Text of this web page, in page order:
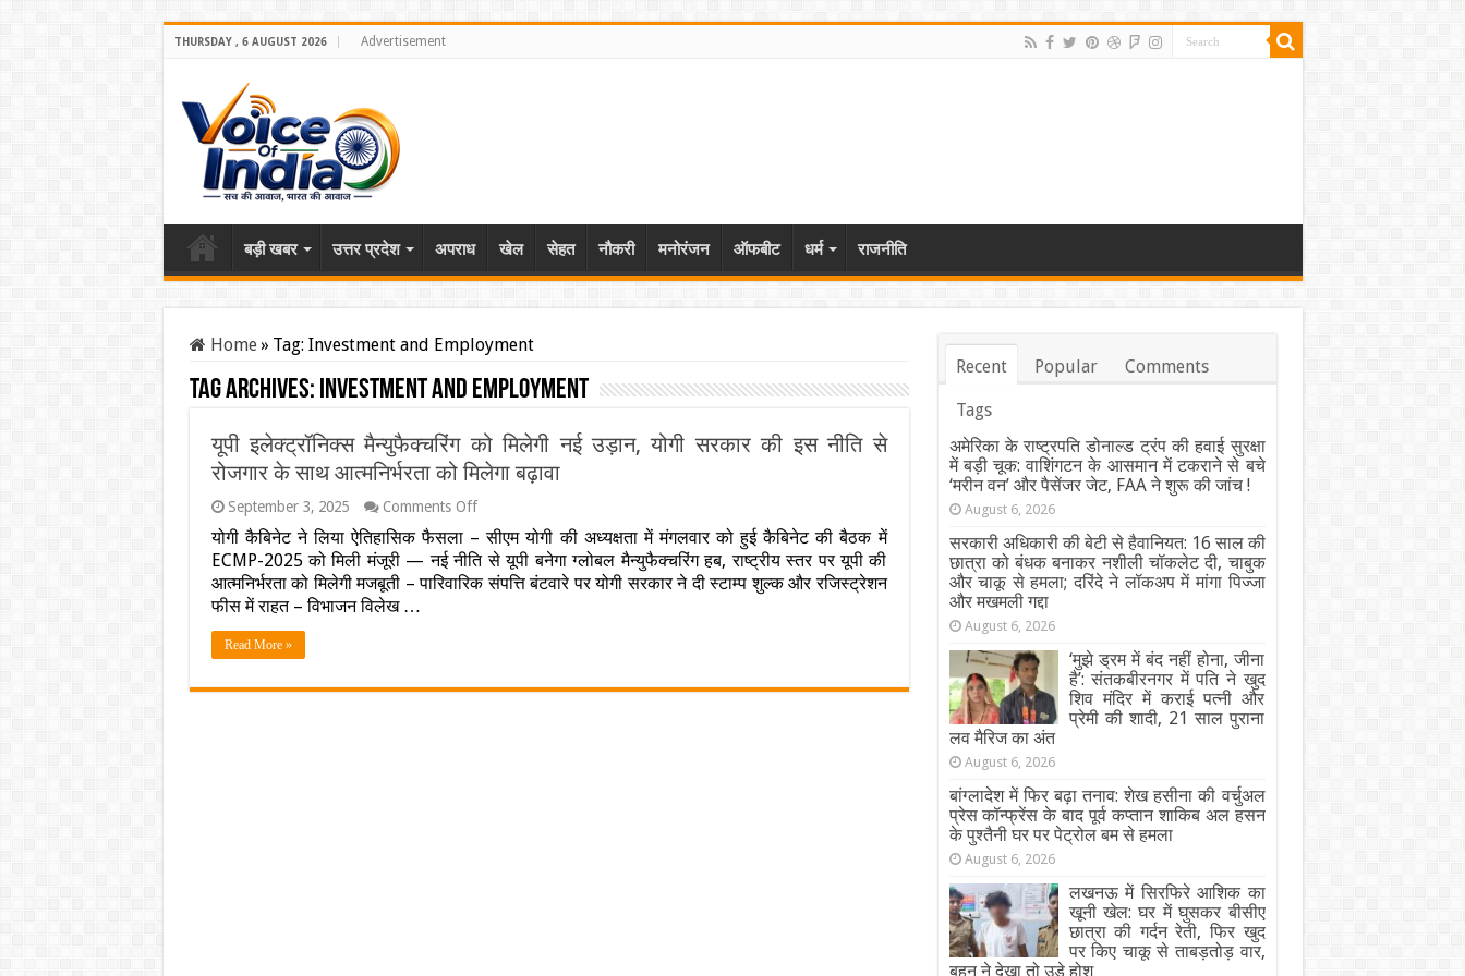
THURSDAY , 6 AUGUST 2026 Advertisement
बड़ी खबर उत्तर प्रदेश अपराध खेल सेहत नौकरी मनोरंजन ऑफबीट धर्म राजनीति
Home» Tag: Investment and Employment
Tag Archives: Investment and Employment
यूपी इलेक्ट्रॉनिक्स मैन्युफैक्चरिंग को मिलेगी नई उड़ान, योगी सरकार की इस नीति से
रोजगार के साथ आत्मनिर्भरता को मिलेगा बढ़ावा
September 3, 2025 Comments Offon
इलेक्ट्रॉनिक्स
मैन्युफैक्चरिंग
को
की
योगी कैबिनेट ने लिया ऐतिहासिक फैसला – सीएम योगी की अध्यक्षता में मंगलवार को हुई कैबिनेट की बैठक में
ECMP-2025 को मिली मंजूरी — नई नीति से यूपी बनेगा ग्लोबल मैन्युफैक्चरिंग हब, राष्ट्रीय स्तर पर यूपी की
आत्मनिर्भरता को मिलेगी मजबूती – पारिवारिक संपत्ति बंटवारे पर योगी सरकार ने दी स्टाम्प शुल्क और रजिस्ट्रेशन
फीस में राहत – विभाजन विलेख …
Read More »
Recent Popular Comments
Tags
अमेरिका के राष्ट्रपति डोनाल्ड ट्रंप की हवाई सुरक्षा
में बड़ी चूक: वाशिंगटन के आसमान में टकराने से बचे
‘मरीन वन’ और पैसेंजर जेट, FAA ने शुरू की जांच !
August 6, 2026
सरकारी अधिकारी की बेटी से हैवानियत: 16 साल की
छात्रा को बंधक बनाकर नशीली चॉकलेट दी, चाबुक
और चाकू से हमला; दरिंदे ने लॉकअप में मांगा पिज्जा
और मखमली गद्दा
August 6, 2026
‘मुझे ड्रम में बंद नहीं होना, जीना
है’: संतकबीरनगर में पति ने खुद
शिव मंदिर में कराई पत्नी और
प्रेमी की शादी, 21 साल पुराना
लव मैरिज का अंत
August 6, 2026
बांग्लादेश में फिर बढ़ा तनाव: शेख हसीना की वर्चुअल
प्रेस कॉन्फ्रेंस के बाद पूर्व कप्तान शाकिब अल हसन
के पुश्तैनी घर पर पेट्रोल बम से हमला
August 6, 2026
लखनऊ में सिरफिरे आशिक का
खूनी खेल: घर में घुसकर बीसीए
छात्रा की गर्दन रेती, फिर खुद
पर किए चाकू से ताबड़तोड़ वार,
बहन ने देखा तो उड़े होश